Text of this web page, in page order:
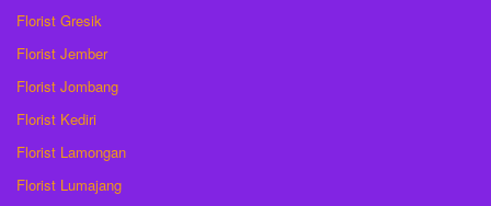
Florist Gresik
Florist Jember
Florist Jombang
Florist Kediri
Florist Lamongan
Florist Lumajang